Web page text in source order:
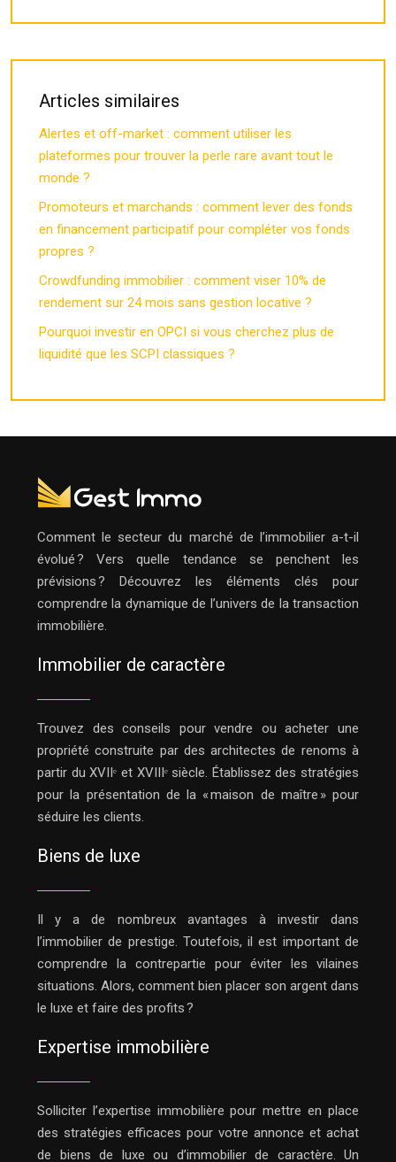
Articles similaires
Alertes et off-market : comment utiliser les
plateformes pour trouver la perle rare avant tout le
monde ?
Promoteurs et marchands : comment lever des fonds
en financement participatif pour compléter vos fonds
propres ?
Crowdfunding immobilier : comment viser 10% de
rendement sur 24 mois sans gestion locative ?
Pourquoi investir en OPCI si vous cherchez plus de
liquidité que les SCPI classiques ?
Comment le secteur du marché de l’immobilier a-t-il
évolué ? Vers quelle tendance se penchent les
prévisions ? Découvrez les éléments clés pour
comprendre la dynamique de l’univers de la transaction
immobilière.
Immobilier de caractère
Trouvez des conseils pour vendre ou acheter une
propriété construite par des architectes de renoms à
partir du XVIIᵉ et XVIIIᵉ siècle. Établissez des stratégies
pour la présentation de la « maison de maître » pour
séduire les clients.
Biens de luxe
Il y a de nombreux avantages à investir dans
l’immobilier de prestige. Toutefois, il est important de
comprendre la contrepartie pour éviter les vilaines
situations. Alors, comment bien placer son argent dans
le luxe et faire des profits ?
Expertise immobilière
Solliciter l’expertise immobilière pour mettre en place
des stratégies efficaces pour votre annonce et achat
de biens de luxe ou d’immobilier de caractère. Un